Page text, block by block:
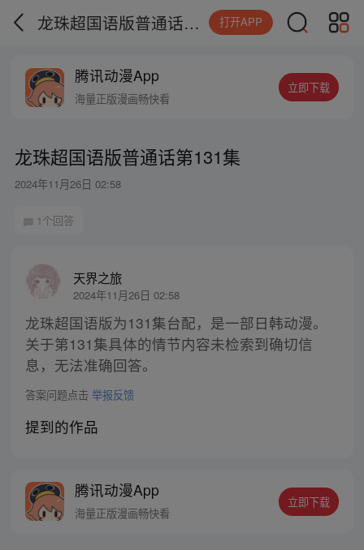
龙珠超国语版普通话第131集 打开APP
腾讯动漫App
海量正版漫画畅快看
立即下载
龙珠超国语版普通话第131集
2024年11月26日 02:58
1个回答
天界之旅
2024年11月26日 02:58
龙珠超国语版为131集台配，是一部日韩动漫。
关于第131集具体的情节内容未检索到确切信
息，无法准确回答。
答案问题点击 举报反馈
提到的作品
腾讯动漫App
海量正版漫画畅快看
立即下载